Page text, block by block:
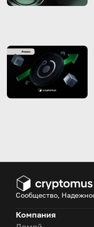
Сообщество,
Компания